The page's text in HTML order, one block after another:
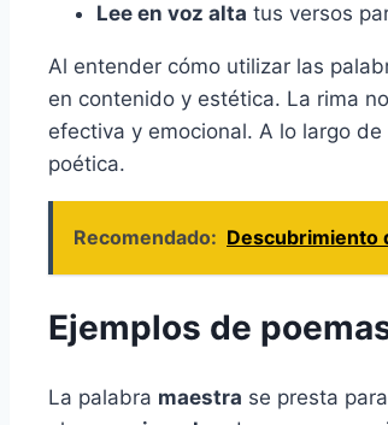
Lee en voz alta tus versos
Al entender cómo utilizar las
en contenido y estética. La rima
efectiva y emocional. A lo largo
poética.
Recomendado: Descubrimiento
Ejemplos de
La palabra maestra se presta